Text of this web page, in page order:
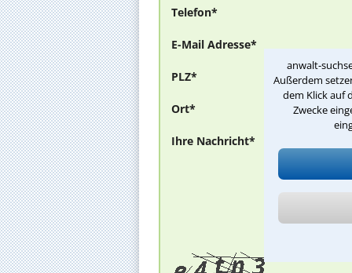
anwalt-
Außerdem
dem Klick auf
Zwecke
Telefon*
E-Mail Adresse*
PLZ*
Ort*
Ihre Nachricht*